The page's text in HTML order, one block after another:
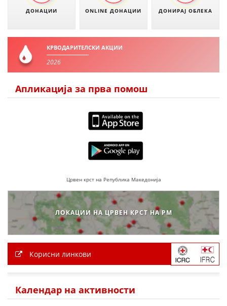
ДОНАЦИИ ONLINE ДОНАЦИИ ДОНИРАЈ ОБЛЕКА
КРВОДАРИТЕЛСКИ АКЦИИ
2026
Апликација за прва помош
Црвен крст на Република Македонија
ЛОКАЦИИ НА ЦРВЕН КРСТ НА РМ
Корисни линкови
Календар на активности